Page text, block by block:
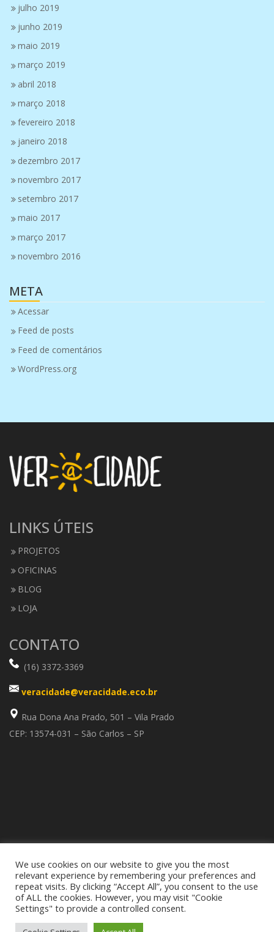
julho 2019
junho 2019
maio 2019
março 2019
abril 2018
março 2018
fevereiro 2018
janeiro 2018
dezembro 2017
novembro 2017
setembro 2017
maio 2017
março 2017
novembro 2016
META
Acessar
Feed de posts
Feed de comentários
WordPress.org
LINKS ÚTEIS
PROJETOS
OFICINAS
BLOG
LOJA
CONTATO
(16) 3372-3369
veracidade@veracidade.eco.br
Rua Dona Ana Prado, 501 – Vila Prado
CEP: 13574-031 – São Carlos – SP
TODOS OS DIREITOS RESERVADOS.
We use cookies on our website to give you the most
relevant experience by remembering your preferences and
repeat visits. By clicking “Accept All”, you consent to the use
of ALL the cookies. However, you may visit "Cookie
Settings" to provide a controlled consent.